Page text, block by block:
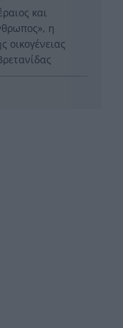
και
η
οικογένειας